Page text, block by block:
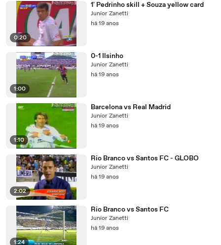
0:20
1' Pedrinho skill + Souza yellow card
Junior Zanetti
há 19 anos
1:00
0-1 Ilsinho
Junior Zanetti
há 19 anos
1:10
Barcelona vs Real Madrid
Junior Zanetti
há 19 anos
2:02
Rio Branco vs Santos FC - GLOBO
Junior Zanetti
há 19 anos
1:24
Rio Branco vs Santos FC
Junior Zanetti
há 19 anos